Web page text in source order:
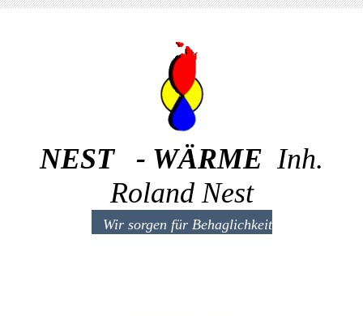
NEST - WÄRME Inh.
Roland Nest
Wir sorgen für Behaglichkeit